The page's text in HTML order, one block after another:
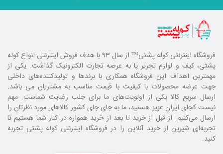
فروشگاه اینترنتی کوله پشتی
™ از سال ۹۳ با هدف فروش اینترنتی انواع کوله
پشتی، کیف و لوازم تحریر پا به عرصه تجارت الکترونیک گذاشت. یکی از
مهمترین اهداف این فروشگاه همکاری با برند‌ها و تولیدکننده‌های داخلی
جهت عرضه محصولات با کیفیت با قیمت مناسب به مشتریان می باشد.
ارسال سریع کالا یکی از اولویت‌های ما برای جلب رضایت شماست. مهم
نیست کجای ایران عزیز هستید، ما به جای جای کشور کالا‌های مورد نظرتان را
ارسال می‌کنیم. از قبل از خرید تا بعد از خرید همواره در کنار شما هستیم تا
تجربه‌ای شیرین از خرید آنلاین را در فروشگاه اینترنتی کوله پشتی تجربه
کنید.